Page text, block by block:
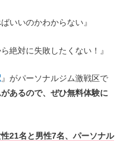
いいのかわからない』
絶対に失敗したくない！』
』がパーソナルジム激戦区で
あるので、ぜひ無料体験に
21名と男性7名、パーソナル